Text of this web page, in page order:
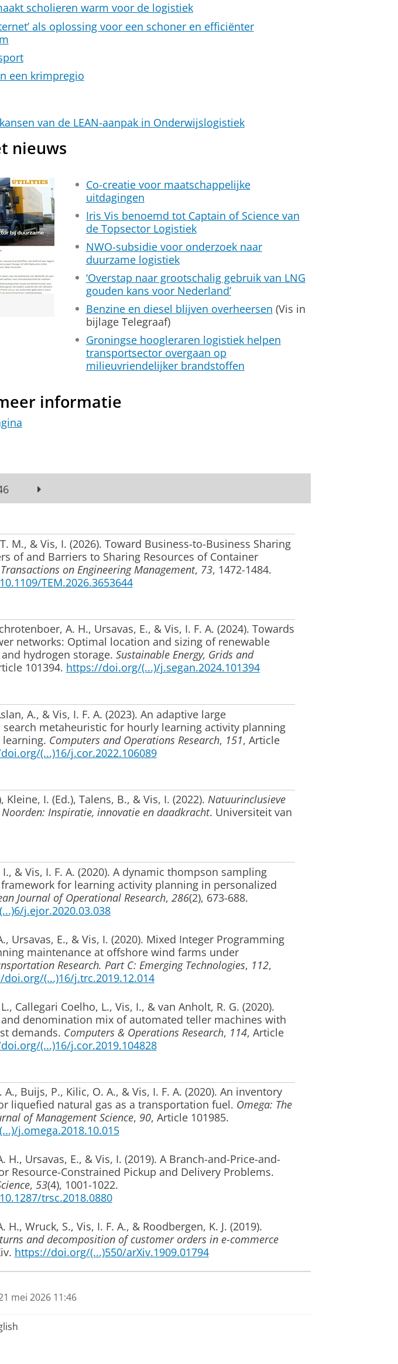
scholieren warm voor de logistiek
als oplossing voor een schoner en efficiënter
een krimpregio
van de LEAN-aanpak in Onderwijslogistiek
nieuws
Co-creatie voor maatschappelijke
uitdagingen
Iris Vis benoemd tot Captain of Science van
de Topsector Logistiek
NWO-subsidie voor onderzoek naar
duurzame logistiek
‘Overstap naar grootschalig gebruik van LNG
gouden kans voor Nederland’
Benzine en diesel blijven overheersen (Vis in
bijlage Telegraaf)
Groningse hoogleraren logistiek helpen
transportsector overgaan op
milieuvriendelijker brandstoffen
informatie
M., & Vis, I. (2026). Toward Business-to-Business Sharing
of and Barriers to Sharing Resources of Container
Transactions on Engineering Management, 73, 1472-1484.
TEM.2026.3653644
A. H., Ursavas, E., & Vis, I. F. A. (2024). Towards
networks: Optimal location and sizing of renewable
hydrogen storage. Sustainable Energy, Grids and
101394. https://doi.org/(...)/j.segan.2024.101394
A., & Vis, I. F. A. (2023). An adaptive large
metaheuristic for hourly learning activity planning
. Computers and Operations Research, 151, Article
(...)16/j.cor.2022.106089
, Kleine, I. (Ed.), Talens, B., & Vis, I. (2022). Natuurinclusieve
Inspiratie, innovatie en daadkracht. Universiteit van
, & Vis, I. F. A. (2020). A dynamic thompson sampling
for learning activity planning in personalized
Journal of Operational Research, 286(2), 673-688.
j.ejor.2020.03.038
, Ursavas, E., & Vis, I. (2020). Mixed Integer Programming
maintenance at offshore wind farms under
Research. Part C: Emerging Technologies, 112,
(...)16/j.trc.2019.12.014
, Callegari Coelho, L., Vis, I., & van Anholt, R. G. (2020).
denomination mix of automated teller machines with
demands. Computers & Operations Research, 114, Article
(...)16/j.cor.2019.104828
A., Buijs, P., Kilic, O. A., & Vis, I. F. A. (2020). An inventory
liquefied natural gas as a transportation fuel. Omega: The
of Management Science, 90, Article 101985.
j.omega.2018.10.015
H., Ursavas, E., & Vis, I. (2019). A Branch-and-Price-and-
Resource-Constrained Pickup and Delivery Problems.
, 53(4), 1001-1022.
trsc.2018.0880
H., Wruck, S., Vis, I. F. A., & Roodbergen, K. J. (2019).
and decomposition of customer orders in e-commerce
https://doi.org/(...)550/arXiv.1909.01794
maintenance at offshore wind farms under uncertainty
Optimzation online.
mei 2026 11:46